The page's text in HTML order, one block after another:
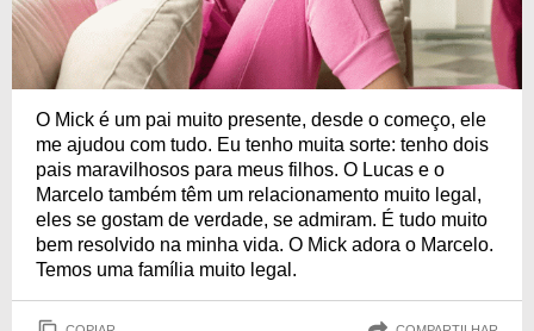
O Mick é um pai muito presente, desde o começo, ele
me ajudou com tudo. Eu tenho muita sorte: tenho dois
pais maravilhosos para meus filhos. O Lucas e o
Marcelo também têm um relacionamento muito legal,
eles se gostam de verdade, se admiram. É tudo muito
bem resolvido na minha vida. O Mick adora o Marcelo.
Temos uma família muito legal.